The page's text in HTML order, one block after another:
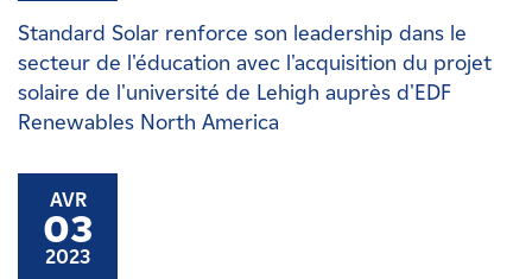
Standard Solar renforce son leadership dans le
secteur de l'éducation avec l'acquisition du projet
solaire de l'université de Lehigh auprès d'EDF
Renewables North America
AVR
03
2023